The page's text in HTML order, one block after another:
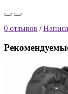
0 отзывов /